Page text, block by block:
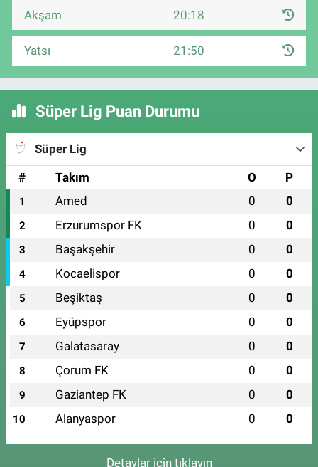
Akşam 20:18
Yatsı 21:50
Süper Lig Puan Durumu
Süper Lig
#
Takım O P
1 Amed 0 0
2 Erzurumspor FK 0 0
3 Başakşehir 0 0
4 Kocaelispor 0 0
5 Beşiktaş 0 0
6 Eyüpspor 0 0
7 Galatasaray 0 0
8 Çorum FK 0 0
9 Gaziantep FK 0 0
10 Alanyaspor 0 0
Detaylar için tıklayın